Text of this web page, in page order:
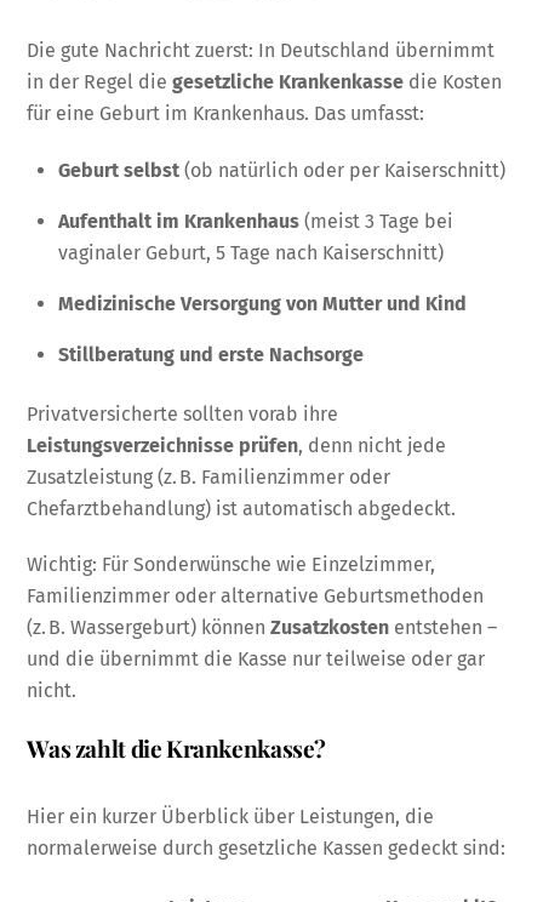
Die gute Nachricht zuerst: In Deutschland übernimmt
in der Regel diegesetzliche Krankenkasse die Kosten
für eine Geburt im Krankenhaus. Das umfasst:
Geburt selbst (ob natürlich oder per Kaiserschnitt)
Aufenthalt im Krankenhaus (meist 3 Tage bei
vaginaler Geburt, 5 Tage nach Kaiserschnitt)
Medizinische Versorgung von Mutter und Kind
Stillberatung und erste Nachsorge
Privatversicherte sollten vorab ihre
Leistungsverzeichnisse prüfen, denn nicht jede
Zusatzleistung (z. B. Familienzimmer oder
Chefarztbehandlung) ist automatisch abgedeckt.
Wichtig: Für Sonderwünsche wie Einzelzimmer,
Familienzimmer oder alternative Geburtsmethoden
(z. B. Wassergeburt) könnenZusatzkosten entstehen –
und die übernimmt die Kasse nur teilweise oder gar
nicht.
Was zahlt die Krankenkasse?
Hier ein kurzer Überblick über Leistungen, die
normalerweise durch gesetzliche Kassen gedeckt sind: